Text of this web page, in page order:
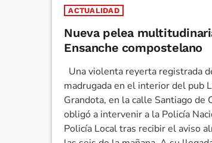
ACTUALIDAD
Nueva pelea
Ensanche compostelano
Una violenta reyerta registrada
madrugada en el interior del pub
Grandota, en la calle Santiago de
obligó a intervenir a la Policía
Policía Local tras recibir el aviso